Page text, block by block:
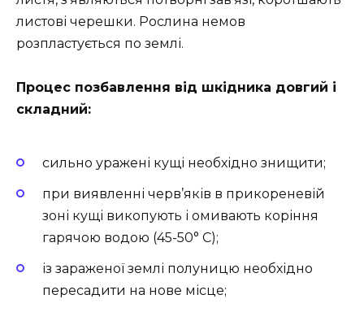
листові черешки. Рослина немов
розпластується по землі.
Процес позбавлення від шкідника довгий і
складний:
сильно уражені кущі необхідно знищити;
при виявленні черв’яків в прикореневій
зоні кущі викопують і омивають коріння
гарячою водою (45-50° C);
із зараженої землі полуницю необхідно
пересадити на нове місце;